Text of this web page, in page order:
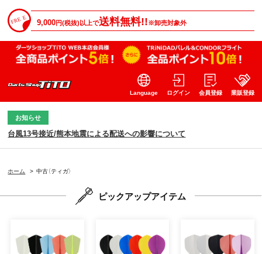
9,000円(税抜)以上で送料無料!!※卸売対象外
Language ログイン 会員登録 業販登録
お知らせ
台風13号接近/熊本地震による配送への影響について
ホーム > 中古（ティガ）
ピックアップアイテム